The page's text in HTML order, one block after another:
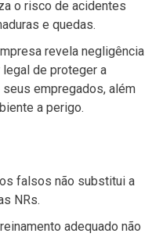
o risco de acidentes
e quedas.
revela negligência
de proteger a
empregados, além
a perigo.
falsos não substitui a
NRs.
adequado não